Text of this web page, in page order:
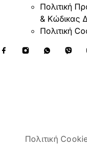
Πολιτική
& Κώδικας
Πολιτική
Πολιτική